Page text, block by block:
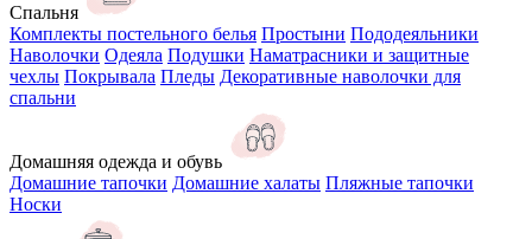
Спальня
Комплекты постельного белья Простыни Пододеяльники
Наволочки Одеяла Подушки Наматрасники и защитные
чехлы Покрывала Пледы Декоративные наволочки для
спальни
Домашняя одежда и обувь
Домашние тапочки Домашние халаты Пляжные тапочки
Носки